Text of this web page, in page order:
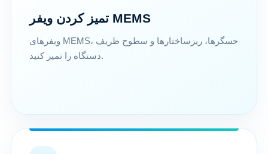
تمیز کردن ویفر MEMS
ویفرهای MEMS، حسگرها، ریزساختارها و سطوح ظریف
دستگاه را تمیز کنید.